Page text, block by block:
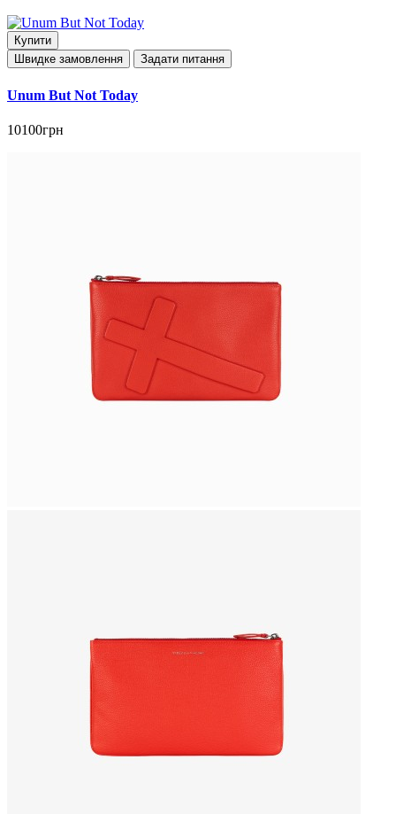
Купити
Швидке замовлення
Задати питання
Unum But Not Today
10100грн